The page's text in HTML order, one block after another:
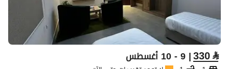
⃁
330| 9 - 10 أغسطس